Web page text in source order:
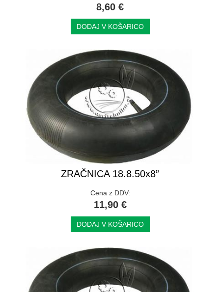
8,60 €
DODAJ V KOŠARICO
ZRAČNICA 18.8.50x8”
Cena z DDV:
11,90 €
DODAJ V KOŠARICO